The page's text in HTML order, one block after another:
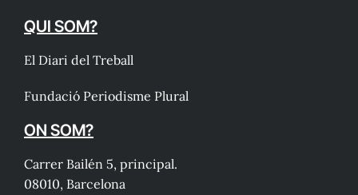
QUI SOM?
El Diari del Treball
Fundació Periodisme Plural
ON SOM?
Carrer Bailén 5, principal.
08010, Barcelona